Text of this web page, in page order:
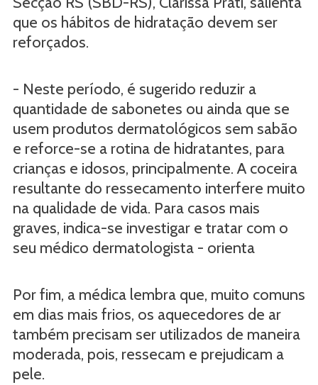
que os hábitos de hidratação devem ser
reforçados.
- Neste período, é sugerido reduzir a
quantidade de sabonetes ou ainda que se
usem produtos dermatológicos sem sabão
e reforce-se a rotina de hidratantes, para
crianças e idosos, principalmente. A coceira
resultante do ressecamento interfere muito
na qualidade de vida. Para casos mais
graves, indica-se investigar e tratar com o
seu médico dermatologista - orienta
Por fim, a médica lembra que, muito comuns
em dias mais frios, os aquecedores de ar
também precisam ser utilizados de maneira
moderada, pois, ressecam e prejudicam a
pele.